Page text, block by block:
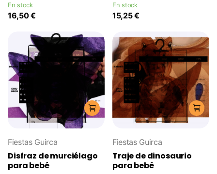
En stock
16,50 €
En stock
15,25 €
Fiestas Guirca
Disfraz de murciélago
para bebé
Fiestas Guirca
Traje de dinosaurio
para bebé